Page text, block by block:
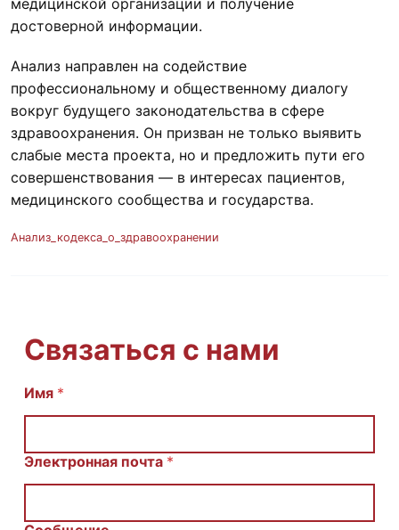
достоверной информации.
Анализ направлен на содействие
профессиональному и общественному диалогу
вокруг будущего законодательства в сфере
здравоохранения. Он призван не только выявить
слабые места проекта, но и предложить пути его
совершенствования — в интересах пациентов,
медицинского сообщества и государства.
Анализ_кодекса_о_здравоохранении
Связаться с нами
Имя *
E
lЭлектронная почта *